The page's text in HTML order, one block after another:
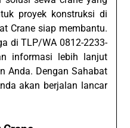
proyek konstruksi di
Crane siap membantu.
di TLP/WA 0812-2233-
informasi lebih lanjut
Anda. Dengan Sahabat
akan berjalan lancar